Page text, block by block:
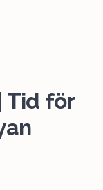
Tid för